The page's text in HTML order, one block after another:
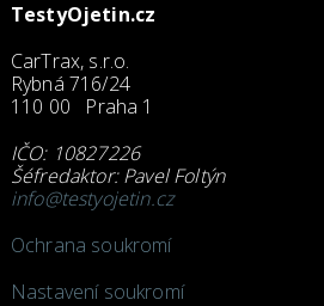
TestyOjetin.cz
CarTrax, s.r.o.
Rybná 716/24
110 00 Praha 1
IČO: 10827226
Šéfredaktor: Pavel Foltýn
info@testyojetin.cz
Ochrana soukromí
Nastavení soukromí